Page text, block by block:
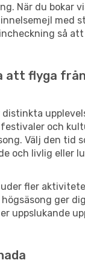
När du bokar
med
så
att flyga
och
Välj den tid
och livlig eller
fler
ger
uppslukande